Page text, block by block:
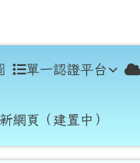
單一認證平台
網頁（建置中）